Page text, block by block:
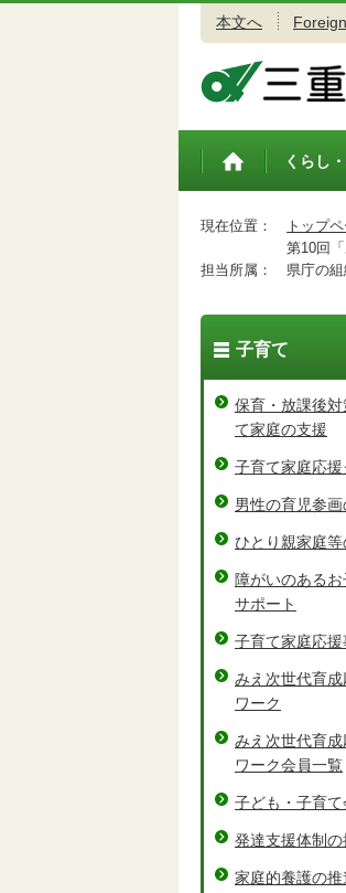
本文へ
トップペ
くらし
現在位置： トップ
第10回「
担当所属：
県庁の
子育て
保育・放課後
て家庭の支援
子育て家庭応援
男性の育児参画
ひとり親家庭
障がいのある
サポート
子育て家庭応援
みえ次世代育成
ワーク
みえ次世代育成
ワーク会員一覧
子ども・子育て
発達支援体制の
家庭的養護の推